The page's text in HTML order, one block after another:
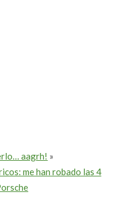
aagrh! »
me han robado las 4